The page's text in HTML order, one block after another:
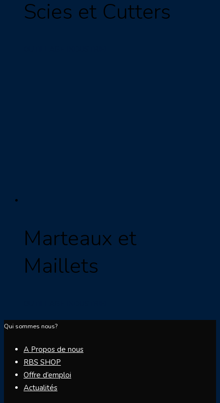
Scies et Cutters
Marteaux et
Maillets
Qui sommes nous?
A Propos de nous
RBS SHOP
Offre d’emploi
Actualités